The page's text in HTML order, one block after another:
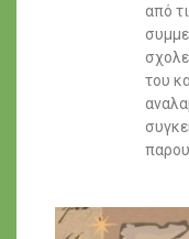
από
του